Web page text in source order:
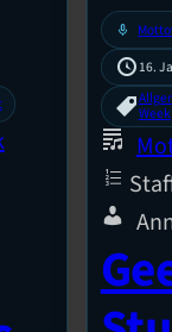
mic
16.
Week